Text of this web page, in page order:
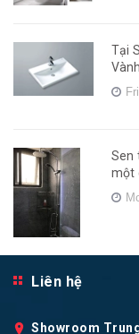
Tại
Sen
một
Liên hệ
Showroom